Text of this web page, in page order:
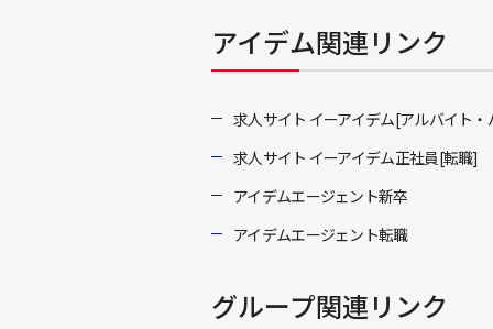
アイデム関連リンク
求人サイト イーアイデム[アルバイト
求人サイト イーアイデム正社員[転職]
アイデムエージェント新卒
アイデムエージェント転職
グループ関連リンク